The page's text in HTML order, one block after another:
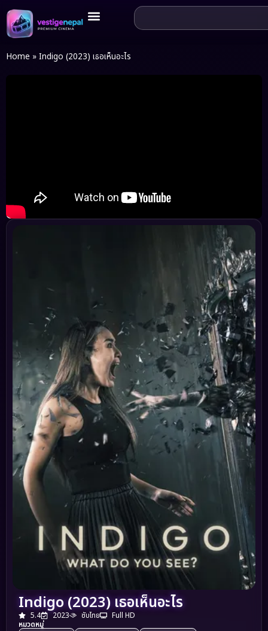
Home » Indigo (2023) เธอเห็นอะไร
Indigo (2023) เธอเห็นอะไร
5.4 2023 ซับไทย
Full HD
หมวดหมู่